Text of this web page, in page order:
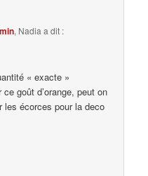
, Nadia a dit :
« exacte »
ce goût d’orange, peut on
les écorces pour la deco